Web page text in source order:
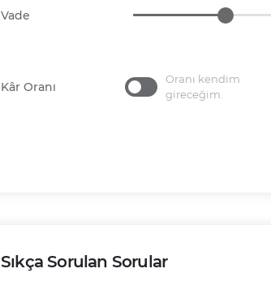
Vade
Kâr Oranı
Oranı kendim
gireceğim.
Sıkça Sorulan Sorular